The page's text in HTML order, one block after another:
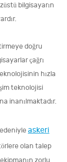
bilgisayarın
doğru
çağrı
hızla
teknolojisi
inanılmaktadır.
askeri
olan talep
zorlu